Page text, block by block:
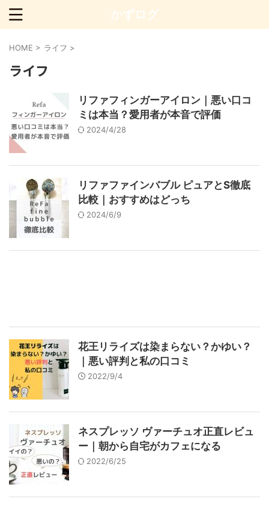
かずログ
HOME > ライフ >
ライフ
リファフィンガーアイロン｜悪い口コ
ミは本当？愛用者が本音で評価
2024/4/28
リファファインバブル ピュアとS徹底
比較｜おすすめはどっち
2024/6/9
花王リライズは染まらない？かゆい？
｜悪い評判と私の口コミ
2022/9/4
ネスプレッソ ヴァーチュオ正直レビュ
ー｜朝から自宅がカフェになる
2022/6/25